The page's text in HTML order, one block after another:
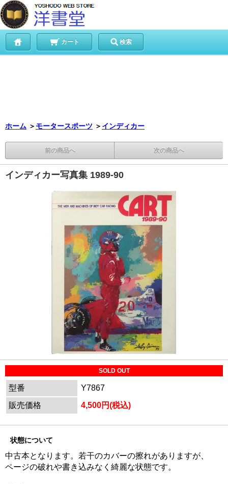
カート 検索
ホーム ＞ モータースポーツ ＞ インディカー
前の商品へ 次の商品へ
インディカー写真集 1989-90
SOLD OUT
型番
Y7867
販売価格
4,500円(税込)
状態について
中古本となります。若干のカバーの擦れがありますが、
ページの破れや書き込みなく綺麗な状態です。